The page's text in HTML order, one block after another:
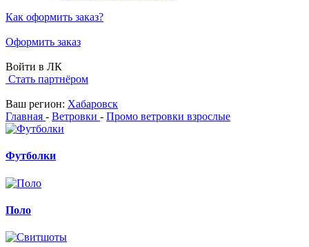
Как оформить заказ?
Оформить заказ
Войти в ЛК
Стать партнёром
Ваш регион: Хабаровск
Главная - Ветровки - Промо ветровки взрослые
Футболки
Поло